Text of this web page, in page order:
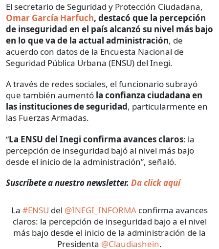
El secretario de Seguridad y Protección Ciudadana,
Omar García Harfuch, destacó que la percepción
de inseguridad en el país alcanzó su nivel más bajo
en lo que va de la actual administración, de
acuerdo con datos de la Encuesta Nacional de
Seguridad Pública Urbana (ENSU) del Inegi.
A través de redes sociales, el funcionario subrayó
que también aumentó la confianza ciudadana en
las instituciones de seguridad, particularmente en
las Fuerzas Armadas.
“La ENSU del Inegi confirma avances claros: la
percepción de inseguridad bajó al nivel más bajo
desde el inicio de la administración”, señaló.
Suscríbete a nuestro newsletter. Da click aquí
La #ENSU del @INEGI_INFORMA confirma avances
claros: la percepción de inseguridad bajo a el nivel
más bajo desde el inicio de la administración de la
Presidenta @Claudiashein.